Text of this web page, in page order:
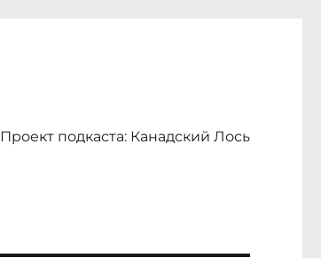
Проект подкаста: Канадский Лось